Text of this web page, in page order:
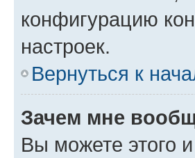
конфигурацию
настроек.
Вернуться к
Зачем мне
Вы можете этого